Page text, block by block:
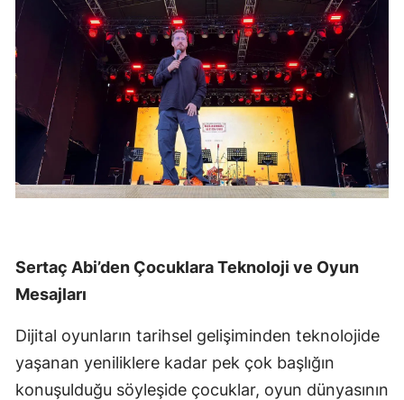
Sertaç Abi’den Çocuklara Teknoloji ve Oyun
Mesajları
Dijital oyunların tarihsel gelişiminden teknolojide
yaşanan yeniliklere kadar pek çok başlığın
konuşulduğu söyleşide çocuklar, oyun dünyasının